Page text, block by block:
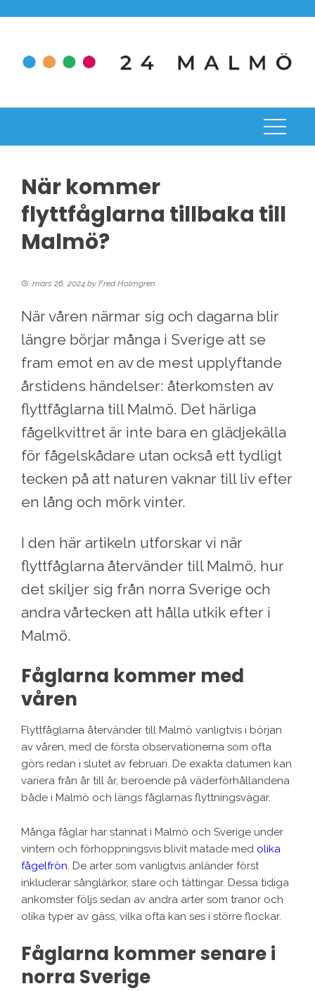
När kommer
flyttfåglarna tillbaka till
Malmö?
mars 26, 2024 by Fred Holmgren
När våren närmar sig och dagarna blir
längre börjar många i Sverige att se
fram emot en av de mest upplyftande
årstidens händelser: återkomsten av
flyttfåglarna till Malmö. Det härliga
fågelkvittret är inte bara en glädjekälla
för fågelskådare utan också ett tydligt
tecken på att naturen vaknar till liv efter
en lång och mörk vinter.
I den här artikeln utforskar vi när
flyttfåglarna återvänder till Malmö, hur
det skiljer sig från norra Sverige och
andra vårtecken att hålla utkik efter i
Malmö.
Fåglarna kommer med
våren
Flyttfåglarna återvänder till Malmö vanligtvis i början
av våren, med de första observationerna som ofta
görs redan i slutet av februari. De exakta datumen kan
variera från år till år, beroende på väderförhållandena
både i Malmö och längs fåglarnas flyttningsvägar.
Många fåglar har stannat i Malmö och Sverige under
vintern och förhoppningsvis blivit matade med olika
fågelfrön. De arter som vanligtvis anländer först
inkluderar sånglärkor, stare och tättingar. Dessa tidiga
ankomster följs sedan av andra arter som tranor och
olika typer av gäss, vilka ofta kan ses i större flockar.
Fåglarna kommer senare i
norra Sverige